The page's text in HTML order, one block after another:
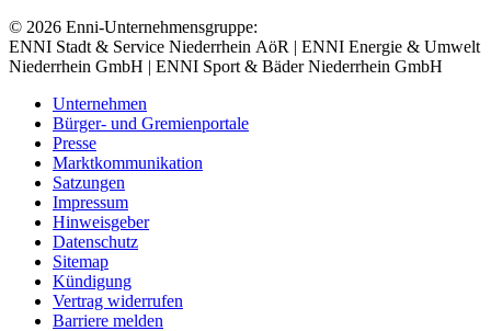
© 2026 Enni-Unternehmensgruppe:
ENNI Stadt & Service Niederrhein AöR | ENNI Energie & Umwelt
Niederrhein GmbH | ENNI Sport & Bäder Niederrhein GmbH
Unternehmen
Bürger- und Gremienportale
Presse
Marktkommunikation
Satzungen
Impressum
Hinweisgeber
Datenschutz
Sitemap
Kündigung
Vertrag widerrufen
Barriere melden